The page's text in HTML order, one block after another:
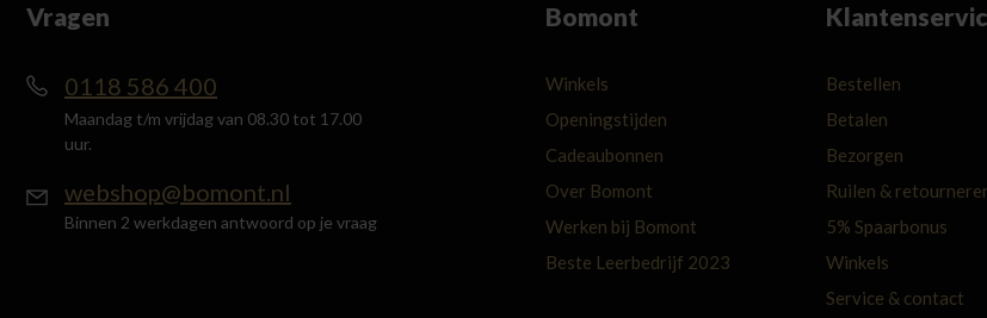
Vragen
0118 586 400
Maandag t/m vrijdag van 08.30 tot 17.00
uur.
webshop@bomont.nl
Binnen 2 werkdagen antwoord op je vraag
Bomont
Winkels
Openingstijden
Cadeaubonnen
Over Bomont
Werken bij Bomont
Beste Leerbedrijf 2023
Bestellen
Betalen
Bezorgen
Ruilen &
5% Spaarbonus
Winkels
Service & contact